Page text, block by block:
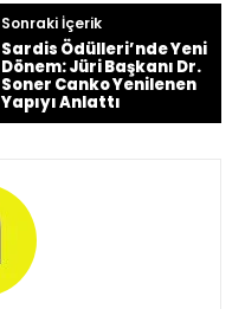
Sonraki İçerik
Sardis Ödülleri’nde Yeni
Dönem: Jüri Başkanı Dr.
Soner Canko Yenilenen
Yapıyı Anlattı